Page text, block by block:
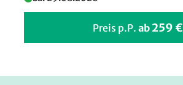
Preis p.P. ab 259 €